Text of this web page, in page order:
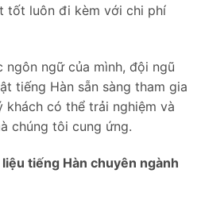
tốt luôn đi kèm với chi phí
ngữ của mình, đội ngũ
tiếng Hàn sẵn sàng tham gia
khách có thể trải nghiệm và
chúng tôi cung ứng.
tiếng Hàn chuyên ngành